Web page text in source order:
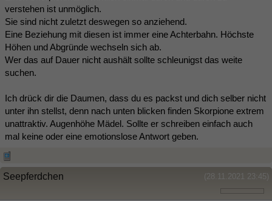
verstehen ist unmöglich.
Sie sind nicht zuletzt deswegen so anziehend.
Eine Beziehung mit diesen ist immer eine Achterbahn. Höchste
Höhen und Abgründe wechseln sich ab.
Wer das auf Dauer nicht aushält sollte schleunigst das weite
suchen.
Ich drück dir die Daumen, dass du es packst und dich selber nicht
unter ihn stellst, denn nach unten blicken finden Skorpione extrem
unattraktiv. Augenhöhe Mädel. Sollte er schreiben einfach auch
mal keine oder eine emotionslose Antwort geben.
(28.11.2021 23:45)
Seepferdchen